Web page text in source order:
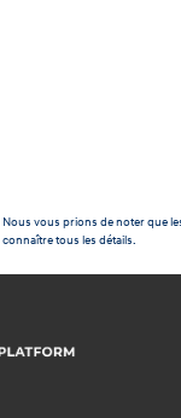
Nous vous prions de noter que
connaître tous les détails.